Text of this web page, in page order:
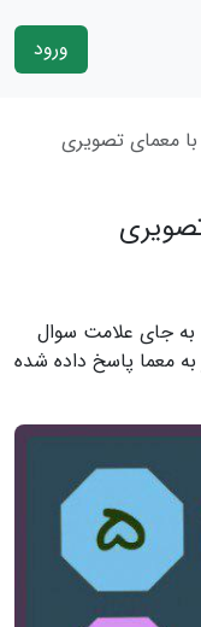
ورود
معمای تصویری
جای علامت سوال
به معما پاسخ داده شده